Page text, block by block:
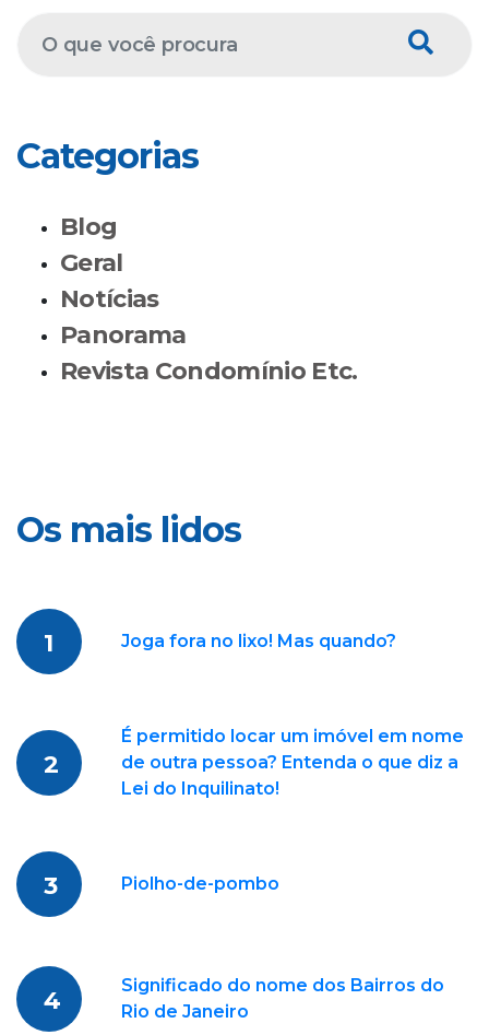
Categorias
Blog
Geral
Notícias
Panorama
Revista Condomínio Etc.
Os mais lidos
1 Joga fora no lixo! Mas quando?
2
É permitido locar um imóvel em nome
de outra pessoa? Entenda o que diz a
Lei do Inquilinato!
3 Piolho-de-pombo
4
Significado do nome dos Bairros do
Rio de Janeiro